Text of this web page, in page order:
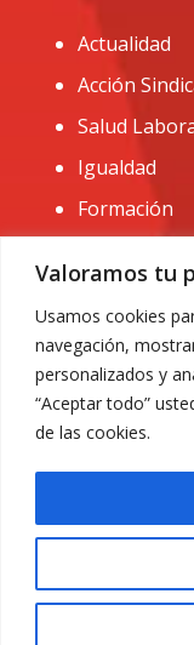
Valoramos tu
Usamos cookies
navegación,
personalizados y
“Aceptar todo”
de las cookies.
Actualidad
Acción
Salud
Igualdad
Formación
CONTACTO:
968 25 01 20
C/ Huerto
© 2018 Todos